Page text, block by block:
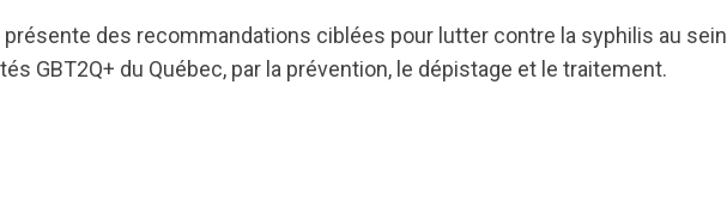
présente des recommandations ciblées pour lutter contre la syphilis au sein
GBT2Q+ du Québec, par la prévention, le dépistage et le traitement.